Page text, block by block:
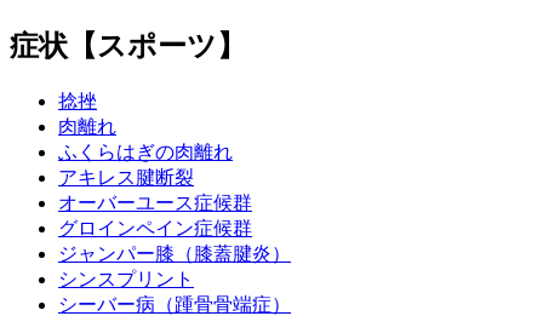
症状【スポーツ】
捻挫
肉離れ
ふくらはぎの肉離れ
アキレス腱断裂
オーバーユース症候群
グロインペイン症候群
ジャンパー膝（膝蓋腱炎）
シンスプリント
シーバー病（踵骨骨端症）